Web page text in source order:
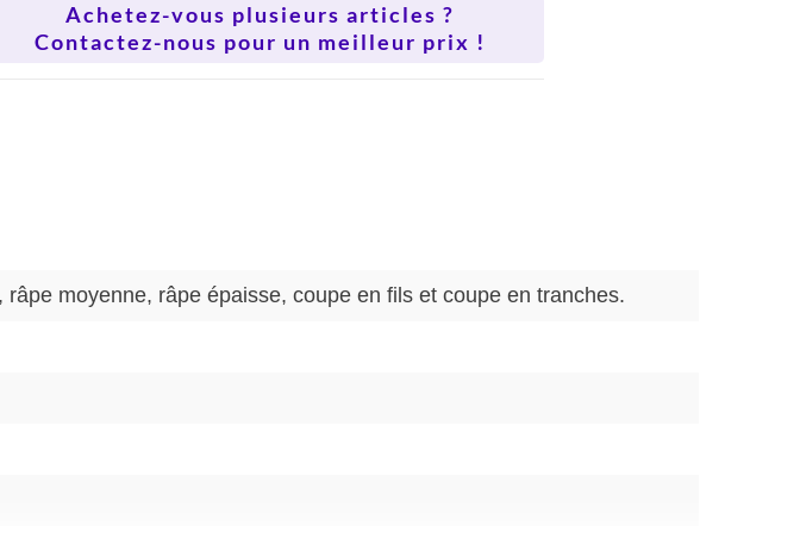
Achetez-vous plusieurs articles ?
Contactez-nous pour un meilleur prix !
moyenne, râpe épaisse, coupe en fils et coupe en tranches.